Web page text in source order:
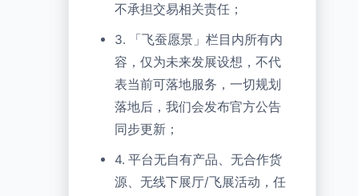
不承担交易相关责任；
3. 「飞蚕愿景」栏目内所有内
容，仅为未来发展设想，不代
表当前可落地服务，一切规划
落地后，我们会发布官方公告
同步更新；
4. 平台无自有产品、无合作货
源、无线下展厅/飞展活动，任